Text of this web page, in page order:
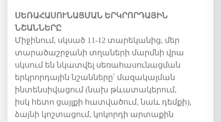
ՍԵՌԱՀԱՍՈՒՆԱՑՄԱՆ ԵՐԿՐՈՐԴԱՅԻՆ
ՆՇԱՆՆԵՐԸ
Միջինում, սկսած 11-12 տարեկանից, մեր
տարածաշրջանի տղաների մարմնի վրա
սկսում են նկատվել սեռահասունացման
երկրորդային նշանները՝ մազակալման
ինտենսիվացում (նախ թևատակերում,
իսկ հետո ցայլքի հատվածում, նաև դեմքի),
ձայնի կոշտացում, կոկորդի արտաքին